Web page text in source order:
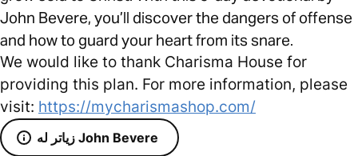
John Bevere, you’ll discover the dangers of offense
and how to guard your heart from its snare.
We would like to thank Charisma House for
providing this plan. For more information, please
visit: https://mycharismashop.com/
زیاتر لە John Bevere